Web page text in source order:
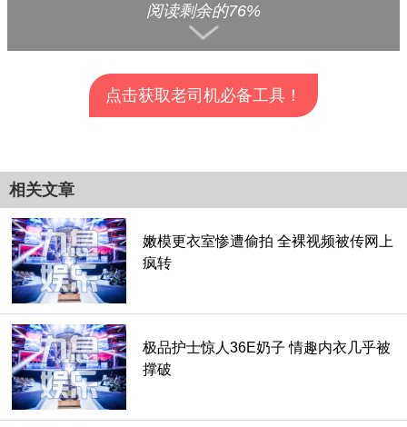
在这个版本中，布兰登·弗雷泽饰演一位名叫特雷弗的地质学
心可以通过“火山管道”到达。
马克斯在一次神秘的探险中失踪了，如果这次探险涉及火山喷
发的管道，他应该不会感到意外。现在特雷弗被邀请和他的侄
阅读剩余的76%
点击获取老司机必备工具！
相关文章
嫩模更衣室惨遭偷拍 全裸视频被传网上
疯转
极品护士惊人36E奶子 情趣内衣几乎被
撑破